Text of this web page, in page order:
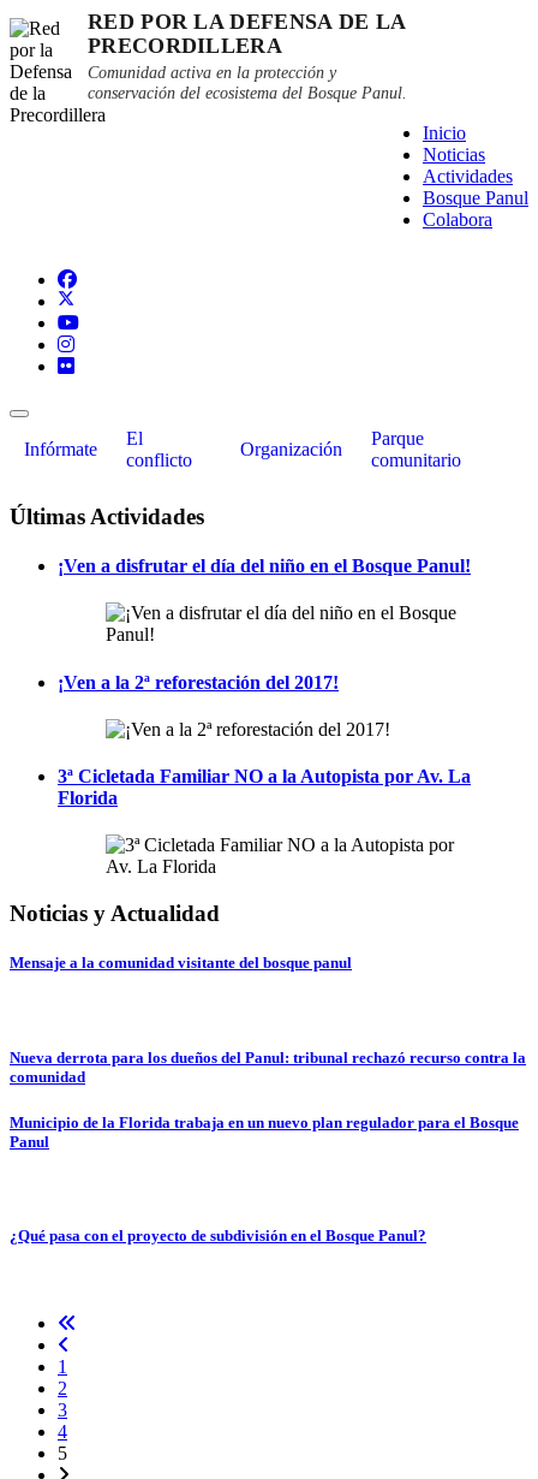
RED POR LA DEFENSA DE LA
PRECORDILLERA
Comunidad activa en la protección y
conservación del ecosistema del Bosque Panul.
Inicio
Noticias
Actividades
Bosque Panul
Colabora
Infórmate
El
conflicto
Organización
Parque
comunitario
Últimas Actividades
¡Ven a disfrutar el día del niño en el Bosque Panul!
¡Ven a la 2ª reforestación del 2017!
3ª Cicletada Familiar NO a la Autopista por Av. La
Florida
Noticias y Actualidad
Mensaje a la comunidad visitante del bosque panul
Nueva derrota para los dueños del Panul: tribunal rechazó recurso contra la
comunidad
Municipio de la Florida trabaja en un nuevo plan regulador para el Bosque
Panul
¿Qué pasa con el proyecto de subdivisión en el Bosque Panul?
1
2
3
4
5